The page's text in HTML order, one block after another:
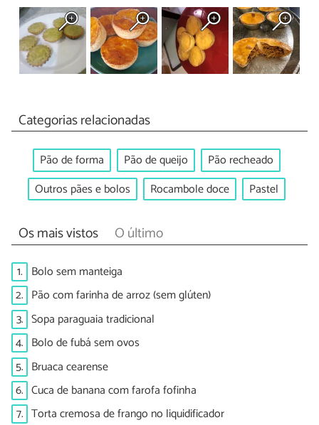
Categorias relacionadas
Pão de forma Pão de queijo
Pão recheado
Outros pães e bolos
Rocambole doce Pastel
Os mais vistos O último
1. Bolo sem manteiga
2. Pão com farinha de arroz (sem glúten)
3. Sopa paraguaia tradicional
4. Bolo de fubá sem ovos
5. Bruaca cearense
6. Cuca de banana com farofa fofinha
7. Torta cremosa de frango no liquidificador